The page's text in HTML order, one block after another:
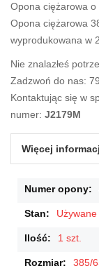
Opona ciężarowa
Opona ciężarowa
wyprodukowana w
Nie znalazłeś
Zadzwoń do nas:
Kontaktując się w
numer: J2179M
Więcej
Więcej
Używane
1 szt.
385/